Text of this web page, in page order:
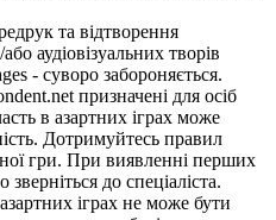
та відтворення
аудіовізуальних творів
- суворо забороняється.
призначені для осіб
в азартних іграх може
Дотримуйтесь правил
гри. При виявленні перших
до спеціаліста.
іграх не може бути